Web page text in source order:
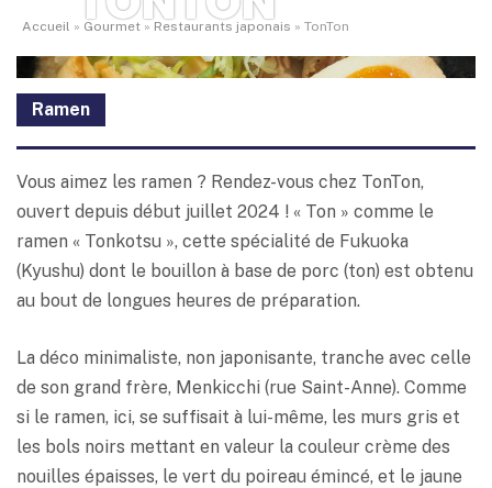
Accueil » Gourmet » Restaurants japonais » TonTon
Ramen
Vous aimez les ramen ? Rendez-vous chez TonTon,
ouvert depuis début juillet 2024 ! « Ton » comme le
ramen « Tonkotsu », cette spécialité de Fukuoka
(Kyushu) dont le bouillon à base de porc (ton) est obtenu
au bout de longues heures de préparation.
La déco minimaliste, non japonisante, tranche avec celle
de son grand frère, Menkicchi (rue Saint-Anne). Comme
si le ramen, ici, se suffisait à lui-même, les murs gris et
les bols noirs mettant en valeur la couleur crème des
nouilles épaisses, le vert du poireau émincé, et le jaune